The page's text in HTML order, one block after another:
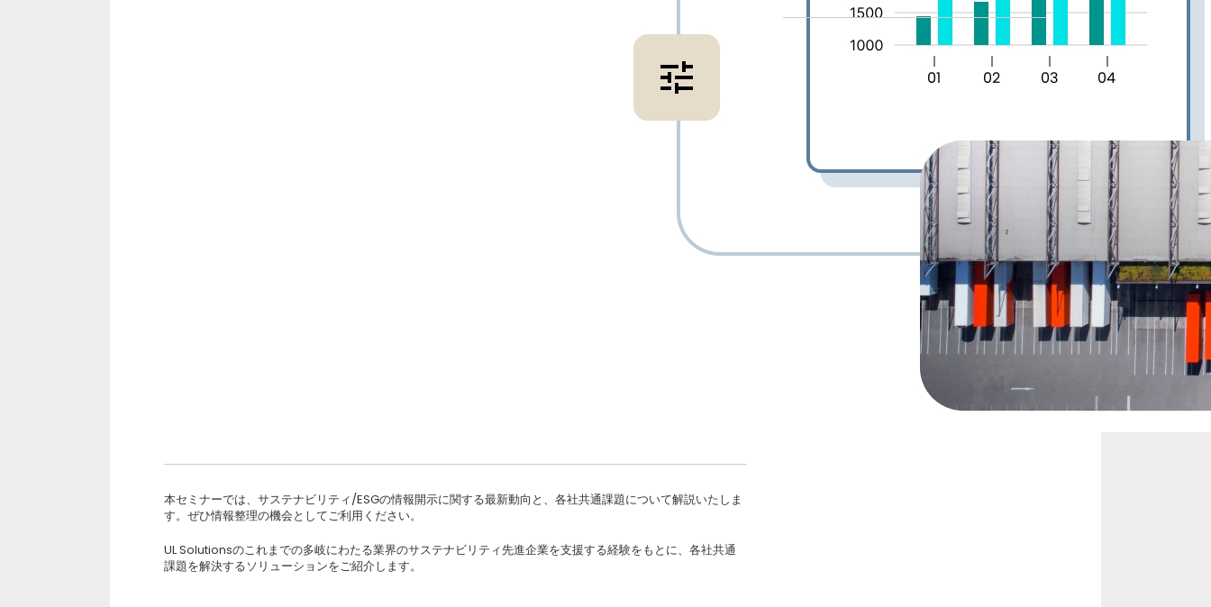
本セミナーでは、サステナビリティ/ESGの情報開示に関する最新動向と、各社共通課題について解説いたしま
す。ぜひ情報整理の機会としてご利用ください。
UL Solutionsのこれまでの多岐にわたる業界のサステナビリティ先進企業を支援する経験をもとに、各社共通
課題を解決するソリューションをご紹介します。